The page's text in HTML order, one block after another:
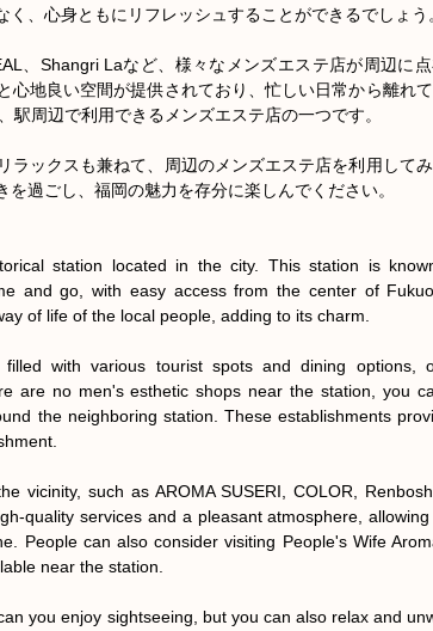
、心身ともにリフレッシュすることができるでしょう
、Shangri Laなど、様々なメンズエステ店が周辺に
心地良い空間が提供されており、忙しい日常から離れ
周辺で利用できるメンズエステ店の一つです。
ラックスも兼ねて、周辺のメンズエステ店を利用して
過ごし、福岡の魅力を存分に楽しんでください。
station located in the city. This station is
and go, with easy access from the center of
of life of the local people, adding to its charm.
with various tourist spots and dining options,
are no men's esthetic shops near the station, you
the neighboring station. These establishments
vicinity, such as AROMA SUSERI, COLOR,
quality services and a pleasant atmosphere,
People can also consider visiting People's Wife
near the station.
you enjoy sightseeing, but you can also relax and